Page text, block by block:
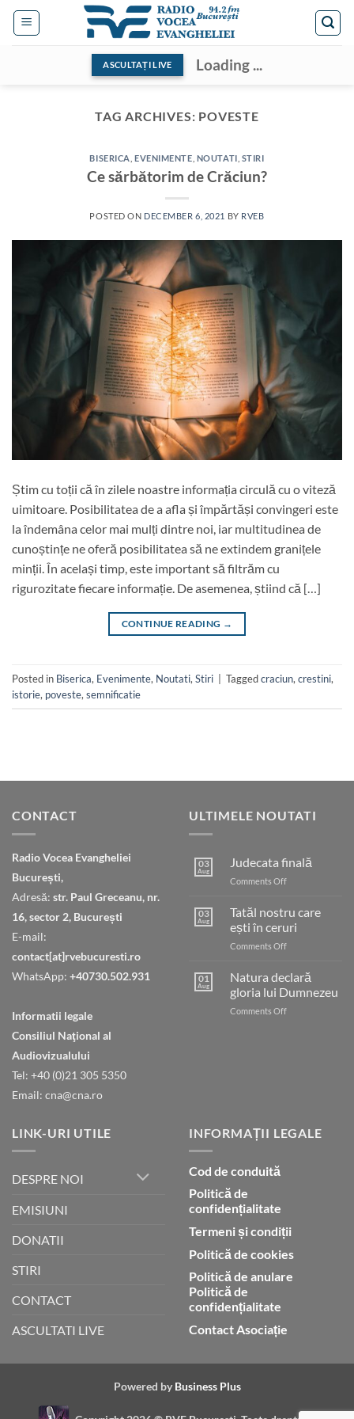
Skip
ASCULTAȚI LIVE Loading ...
TAG ARCHIVES: POVESTE
BISERICA EVENIMENTE NOUTATI STIRI
Ce sărbătorim de Crăciun?
POSTED ON DECEMBER 6, 2021 BY RVEB
Știm cu toții că în zilele noastre informația circulă cu o viteză
uimitoare. Posibilitatea de a afla și împărtăși convingeri este
la îndemâna celor mai mulți dintre noi, iar multitudinea de
cunoștințe ne oferă posibilitatea să ne extindem granițele
minții. În același timp, este important să filtrăm cu
rigurozitate fiecare informație. De asemenea, știind că […]
CONTINUE READING →
Posted in Biserica, Evenimente, Noutati, Stiri Taggedcraciun, crestini,
istorie, poveste, semnificatie
CONTACT
Radio Vocea Evangheliei
București,
Adresă: str. Paul Greceanu, nr.
16, sector 2, București
E-mail:
contact[at]rvebucuresti.ro
WhatsApp: +40730.502.931
Informatii legale
Consiliul Naţional al
Audiovizualului
Tel: +40 (0)21 305 5350
Email: cna@cna.ro
ULTIMELE NOUTATI
03
Aug
Judecata finală
Comments Offon
03
Aug
Tatăl nostru care
ești în ceruri
Comments Offon
nostru
care
ești
în
01
Aug
Natura declară
gloria lui Dumnezeu
Comments Offon
LINK-URI UTILE
DESPRE NOI
EMISIUNI
DONATII
STIRI
CONTACT
ASCULTATI LIVE
INFORMAȚII LEGALE
Cod de conduită
Politică de
confidențialitate
Termeni și condiții
Politică de cookies
Politică de anulare
Politică de
confidențialitate
Contact Asociație
Powered by Business Plus